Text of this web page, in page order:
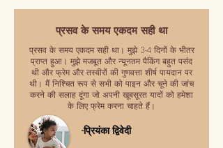
प्रसव के समय एकदम सही था
प्रसव के समय एकदम सही था। मुझे 3-4 दिनों के भीतर
प्राप्त हुआ। मुझे मजबूत और न्यूनतम पैकिंग बहुत पसंद
थी और फ्रेम और तस्वीरों की गुणवत्ता शीर्ष पायदान पर
थी। मैं निश्चित रूप से सभी को पाइन और चूने की जांच
करने की सलाह दूंगा जो अपनी खूबसूरत यादों को हमेशा
के लिए फ्रेम करना चाहते हैं।
-प्रियंका द्विवेदी